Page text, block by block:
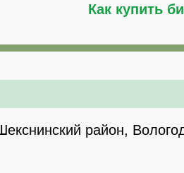
Как купить
район,